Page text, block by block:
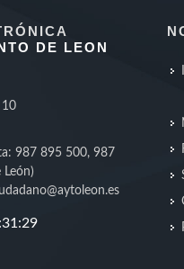
DE LEON
10
987 895 500, 987